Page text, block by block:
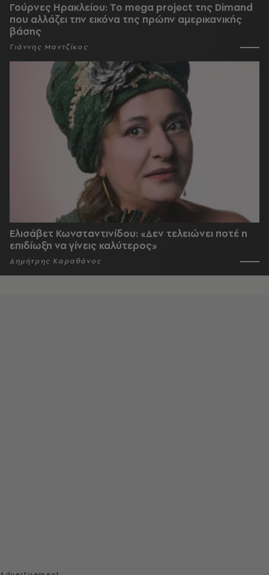
Γούρνες Ηρακλείου: To mega project της Dimand
που αλλάζει την εικόνα της πρώην αμερικανικής
βάσης
Γιάννης Μαντζίκος
Ελισάβετ Κωνσταντινίδου: «Δεν τελειώνει ποτέ η
επιδίωξη να γίνεις καλύτερος»
Δημήτρης Καραθάνος